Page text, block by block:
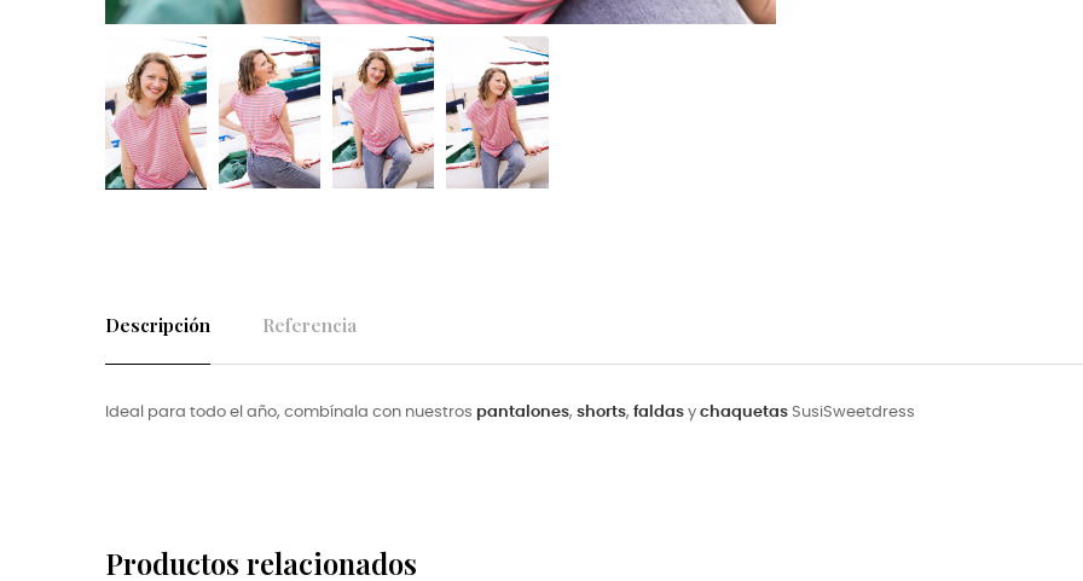
Descripción Referencia
Ideal para todo el año, combínala con nuestros pantalones, shorts, faldas y chaquetas SusiSweetdress
Productos relacionados